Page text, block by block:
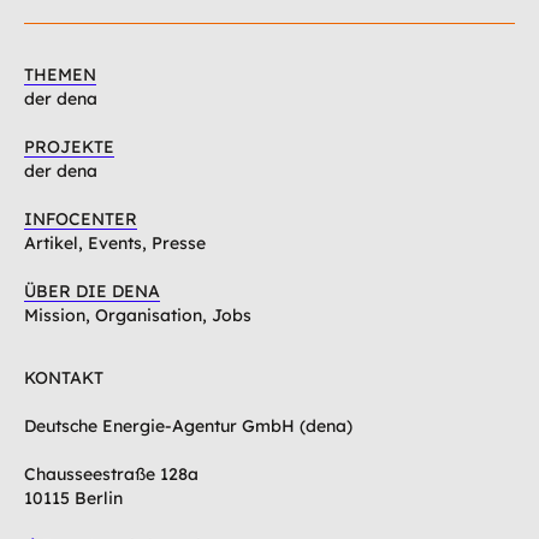
THEMEN
der dena
PROJEKTE
der dena
INFOCENTER
Artikel, Events, Presse
ÜBER DIE DENA
Mission, Organisation, Jobs
KONTAKT
Deutsche Energie-Agentur GmbH (dena)
Chausseestraße 128a
10115 Berlin